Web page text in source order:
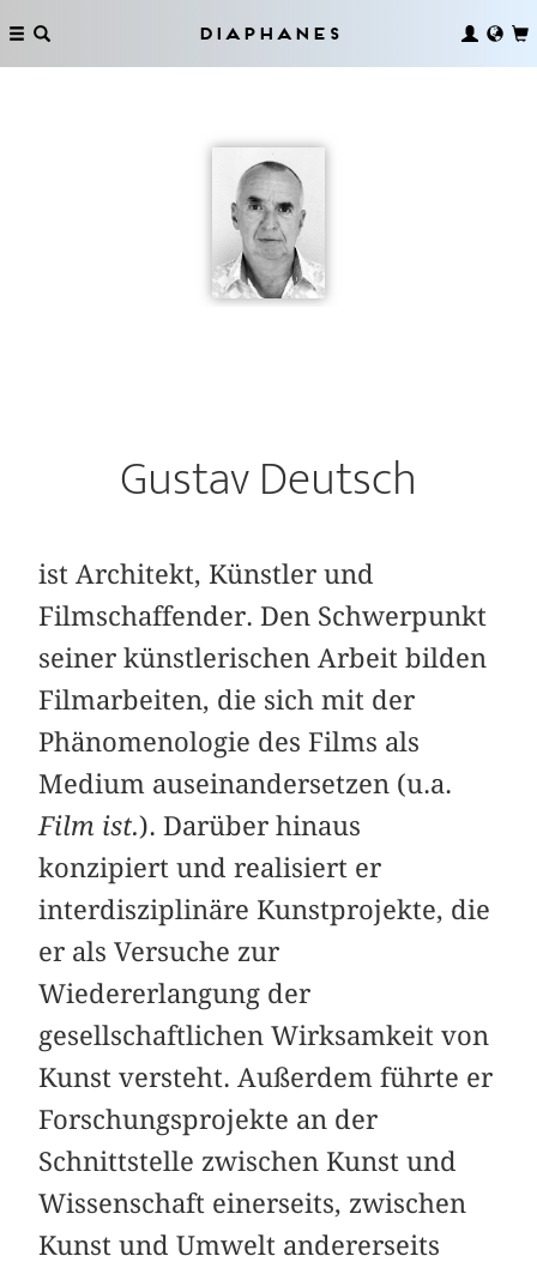
Diaphanes
Gustav Deutsch
ist Architekt, Künstler und
Filmschaffender. Den Schwerpunkt
seiner künstlerischen Arbeit bilden
Filmarbeiten, die sich mit der
Phänomenologie des Films als
Medium auseinandersetzen (u.a.
Film ist.). Darüber hinaus
konzipiert und realisiert er
interdisziplinäre Kunstprojekte, die
er als Versuche zur
Wiedererlangung der
gesellschaftlichen Wirksamkeit von
Kunst versteht. Außerdem führte er
Forschungsprojekte an der
Schnittstelle zwischen Kunst und
Wissenschaft einerseits, zwischen
Kunst und Umwelt andererseits